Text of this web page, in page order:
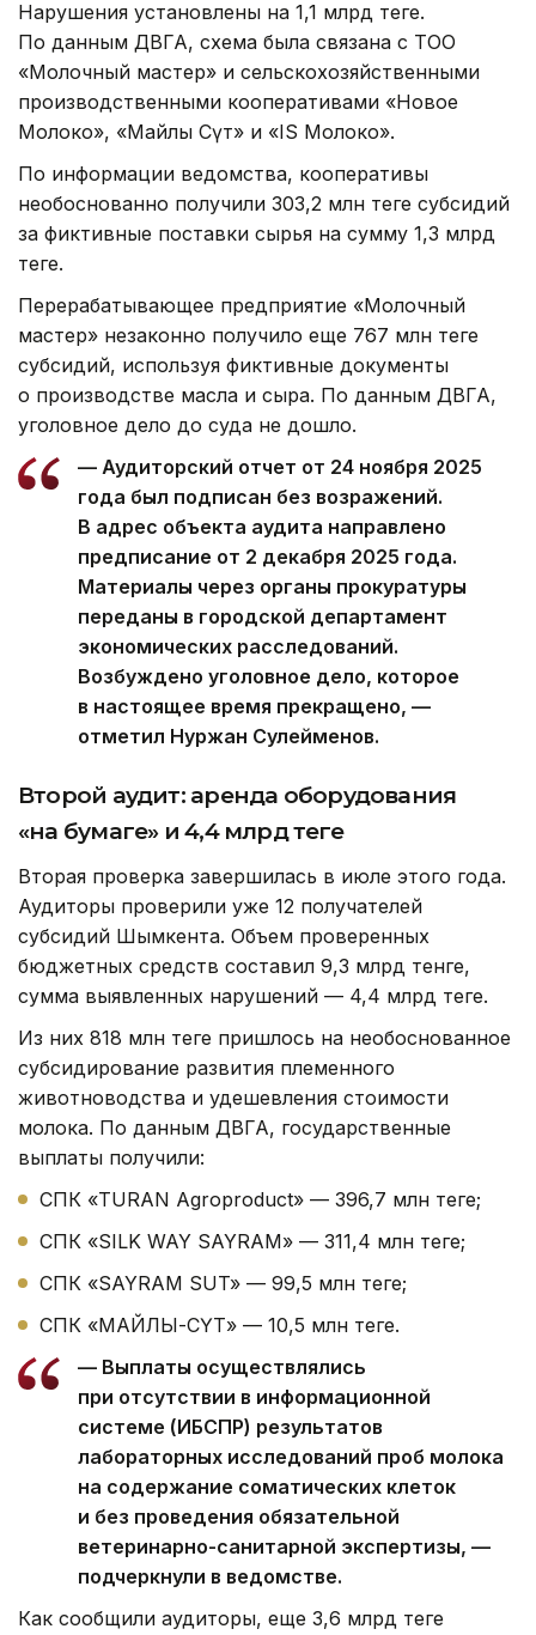
Нарушения установлены на 1,1 млрд теңге.
По данным ДВГА, схема была связана с ТОО
«Молочный мастер» и сельскохозяйственными
производственными кооперативами «Новое
Молоко», «Майлы Сүт» и «IS Молоко».
По информации ведомства, кооперативы
необоснованно получили 303,2 млн теңге субсидий
за фиктивные поставки сырья на сумму 1,3 млрд
теңге.
Перерабатывающее предприятие «Молочный
мастер» незаконно получило еще 767 млн теңге
субсидий, используя фиктивные документы
о производстве масла и сыра. По данным ДВГА,
уголовное дело до суда не дошло.
— Аудиторский отчет от 24 ноября 2025
года был подписан без возражений.
В адрес объекта аудита направлено
предписание от 2 декабря 2025 года.
Материалы через органы прокуратуры
переданы в городской департамент
экономических расследований.
Возбуждено уголовное дело, которое
в настоящее время прекращено, —
отметил Нуржан Сулейменов.
Второй аудит: аренда оборудования
«на бумаге» и 4,4 млрд теңге
Вторая проверка завершилась в июле этого года.
Аудиторы проверили уже 12 получателей
субсидий Шымкента. Объем проверенных
бюджетных средств составил 9,3 млрд тенге,
сумма выявленных нарушений — 4,4 млрд теңге.
Из них 818 млн теңге пришлось на необоснованное
субсидирование развития племенного
животноводства и удешевления стоимости
молока. По данным ДВГА, государственные
выплаты получили:
СПК «TURAN Agroproduct» — 396,7 млн теңге;
СПК «SILK WAY SAYRAM» — 311,4 млн теңге;
СПК «SAYRAM SUT» — 99,5 млн теңге;
СПК «МАЙЛЫ-СҮТ» — 10,5 млн теңге.
— Выплаты осуществлялись
при отсутствии в информационной
системе (ИБСПР) результатов
лабораторных исследований проб молока
на содержание соматических клеток
и без проведения обязательной
ветеринарно-санитарной экспертизы, —
подчеркнули в ведомстве.
Как сообщили аудиторы, еще 3,6 млрд теңге